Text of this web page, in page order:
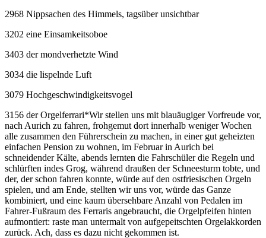
2968 Nippsachen des Himmels, tagsüber unsichtbar
3202 eine Einsamkeitsoboe
3403 der mondverhetzte Wind
3034 die lispelnde Luft
3079 Hochgeschwindigkeitsvogel
3156 der Orgelferrari*Wir stellen uns mit blauäugiger Vorfreude vor,
nach Aurich zu fahren, frohgemut dort innerhalb weniger Wochen
alle zusammen den Führerschein zu machen, in einer gut geheizten
einfachen Pension zu wohnen, im Februar in Aurich bei
schneidender Kälte, abends lernten die Fahrschüler die Regeln und
schlürften indes Grog, während draußen der Schneesturm tobte, und
der, der schon fahren konnte, würde auf den ostfriesischen Orgeln
spielen, und am Ende, stellten wir uns vor, würde das Ganze
kombiniert, und eine kaum übersehbare Anzahl von Pedalen im
Fahrer-Fußraum des Ferraris angebraucht, die Orgelpfeifen hinten
aufmontiert: raste man untermalt von aufgepeitschten Orgelakkorden
zurück. Ach, dass es dazu nicht gekommen ist.